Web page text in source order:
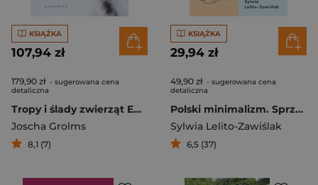
KSIĄŻKA
107,94 zł
179,90 zł - sugerowana cena
detaliczna
Tropy i ślady zwierząt Europy. Jak interpretować znaki pozostawiane przez zwierzęta
Joscha Grolms
8,1 (7)
KSIĄŻKA
29,94 zł
49,90 zł - sugerowana cena
detaliczna
Polski minimalizm. Sprzątamy swoją przestrzeń metodą 22 kategorie przez 12 miesięcy
Sylwia Lelito-Zawiślak
6,5 (37)